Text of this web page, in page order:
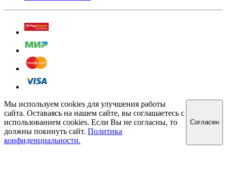
Мы используем cookies для улучшения работы
сайта. Оставаясь на нашем сайте, вы соглашаетесь с
использованием cookies. Если Вы не согласны, то
должны покинуть сайт. Политика
конфиденциальности.
Cогласен